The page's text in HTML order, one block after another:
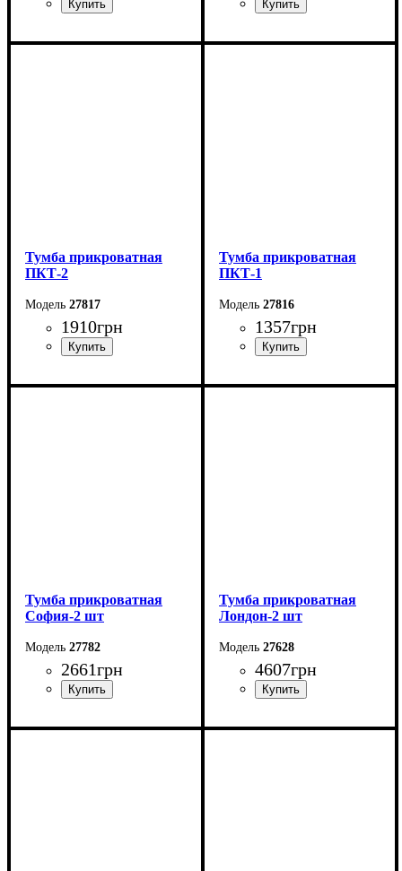
Ширина: 44 см
Ширина: 42 см
Тумба прикроватная
ПКТ-2
27817
1910грн
Ширина: 38 см
Тумба прикроватная
ПКТ-1
27816
1357грн
Ширина: 35 см
Тумба прикроватная
София-2 шт
27782
2661грн
Ширина: 60 см
Тумба прикроватная
Лондон-2 шт
27628
4607грн
Ширина: 51 см